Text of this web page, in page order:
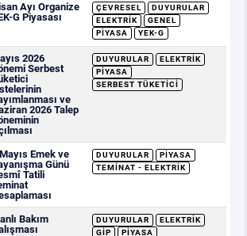
Ayı Organize
G Piyasası
ÇEVRESEL
DUYURULAR
ELEKTRIK
GENEL
PIYASA
YEK-G
2026
Serbest
ve
2026 Talep
DUYURULAR
ELEKTRIK
PIYASA
SERBEST TÜKETICI
Emek ve
Günü
Tatili
DUYURULAR
PIYASA
TEMINAT - ELEKTRIK
Bakım
DUYURULAR
ELEKTRIK
GİP
PIYASA